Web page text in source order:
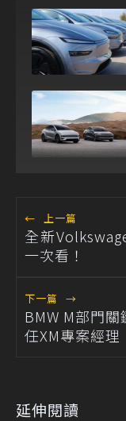
← 上一篇
全新
一次看！
下一篇 →
BMW M部門
任XM專案經理
延伸閱讀